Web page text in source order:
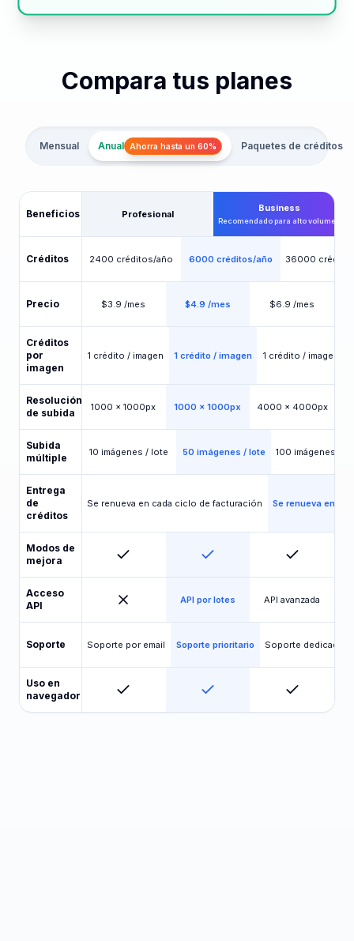
Compara tus planes
Mensual Anual Ahorra hasta un 60% Paquetes de créditos
Beneficios Profesional
Business
Recomendado para alto volumen
Créditos 2400 créditos/año 6000 créditos/año 36000
Precio $3.9 /mes $4.9 /mes $6.9 /mes
Créditos
por
imagen
1 crédito / imagen 1 crédito / imagen 1 crédito / imagen
Resolución
de subida
1000 x 1000px 1000 x 1000px 4000 x 4000px
Subida
múltiple
10 imágenes / lote 50 imágenes / lote 100 imágenes /
Entrega
de
créditos
Se renueva en cada ciclo de facturación Se renueva en
Modos de
mejora
Acceso
API
API por lotes API avanzada
Soporte Soporte por email Soporte prioritario Soporte dedicado
Uso en
navegador